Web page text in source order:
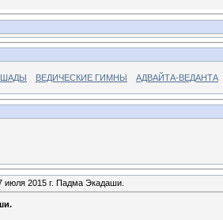
ВЕДИЧЕСКИЕ ГИМНЫ АДВАЙТА-ВЕДАНТА
июля 2015 г. Падма Экадаши.